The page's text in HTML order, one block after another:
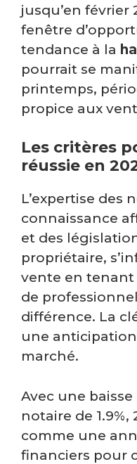
jusqu’en février
fenêtre
tendance à la
pourrait se
printemps,
propice aux
Les critères
réussie en
L’expertise des
connaissance
et des
propriétaire,
vente en tenant
de
différence. La
une
marché.
Avec une
notaire de
comme une
financiers pour